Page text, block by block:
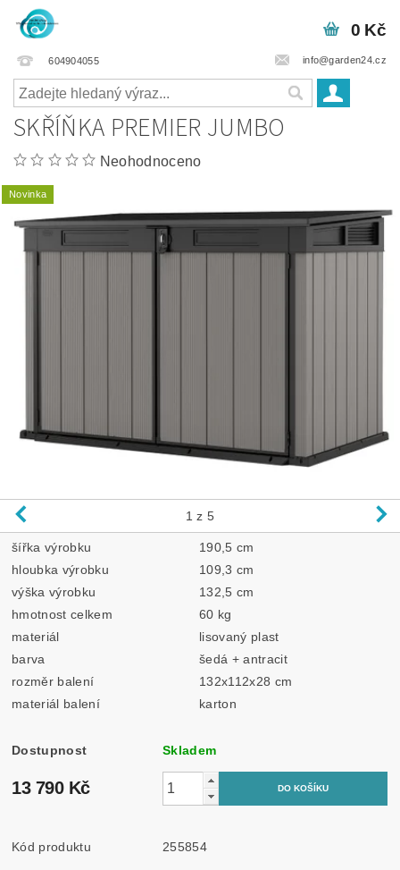
604904055 info@garden24.cz
0 Kč
SKŘÍŇKA PREMIER JUMBO
Neohodnoceno
Novinka
1 z 5
šířka výrobku
190,5 cm
hloubka výrobku
109,3 cm
výška výrobku
132,5 cm
hmotnost celkem
60 kg
materiál
lisovaný plast
barva
šedá + antracit
rozměr balení
132x112x28 cm
materiál balení
karton
Dostupnost Skladem
13 790 Kč
Kód produktu 255854